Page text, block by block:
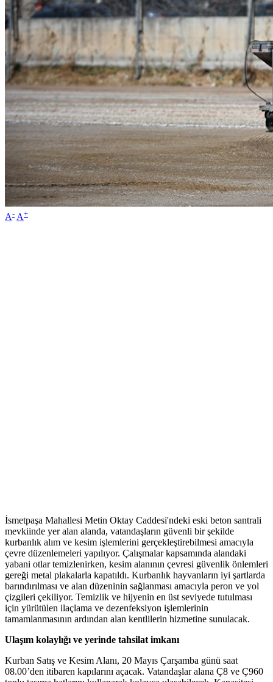
A- A+
İsmetpaşa Mahallesi Metin Oktay Caddesi'ndeki eski beton santrali
mevkiinde yer alan alanda, vatandaşların güvenli bir şekilde
kurbanlık alım ve kesim işlemlerini gerçekleştirebilmesi amacıyla
çevre düzenlemeleri yapılıyor. Çalışmalar kapsamında alandaki
yabani otlar temizlenirken, kesim alanının çevresi güvenlik önlemleri
gereği metal plakalarla kapatıldı. Kurbanlık hayvanların iyi şartlarda
barındırılması ve alan düzeninin sağlanması amacıyla peron ve yol
çizgileri çekiliyor. Temizlik ve hijyenin en üst seviyede tutulması
için yürütülen ilaçlama ve dezenfeksiyon işlemlerinin
tamamlanmasının ardından alan kentlilerin hizmetine sunulacak.
Ulaşım kolaylığı ve yerinde tahsilat imkanı
Kurban Satış ve Kesim Alanı, 20 Mayıs Çarşamba günü saat
08.00’den itibaren kapılarını açacak. Vatandaşlar alana Ç8 ve Ç960